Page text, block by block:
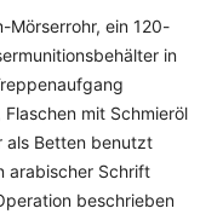
Mörserrohr, ein 120-
in
mit Schmieröl
als Betten benutzt
arabischer Schrift
beschrieben